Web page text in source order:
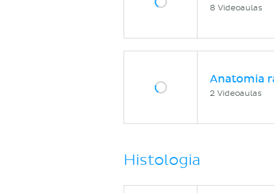
8 Videoaulas
Anatomia
2 Videoaulas
Histologia